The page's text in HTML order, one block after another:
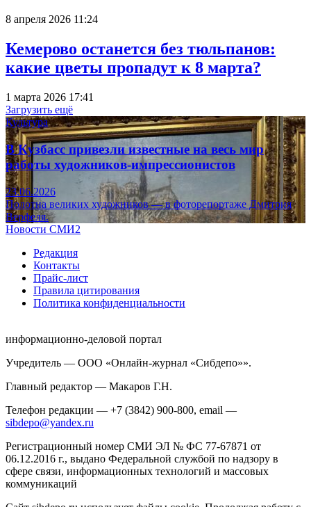
8 апреля 2026 11:24
Кемерово останется без тюльпанов:
какие цветы пропадут к 8 марта?
1 марта 2026 17:41
Загрузить ещё
Культура
В Кузбасс привезли известные на весь мир
работы художников-импрессионистов
23.06.2026
Полотна великих художников — в фоторепортаже Дмитрия
Верфеля.
Новости СМИ2
Редакция
Контакты
Прайс-лист
Правила цитирования
Политика конфиденциальности
информационно-деловой портал
Учредитель — ООО «Онлайн-журнал «Сибдепо»».
Главный редактор — Макаров Г.Н.
Телефон редакции — +7 (3842) 900-800, email —
sibdepo@yandex.ru
Регистрационный номер СМИ ЭЛ № ФС 77-67871 от
06.12.2016 г., выдано Федеральной службой по надзору в
сфере связи, информационных технологий и массовых
коммуникаций